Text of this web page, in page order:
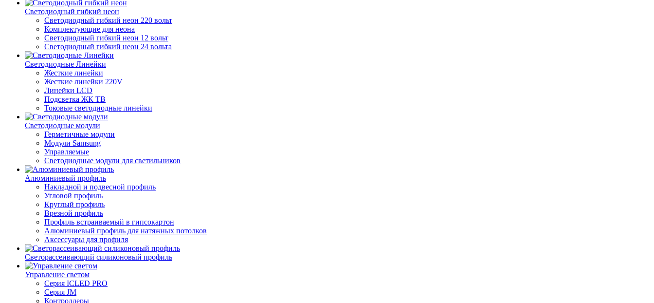
Светодиодный гибкий неон
Светодиодный гибкий неон 220 вольт
Комплектующие для неона
Светодиодный гибкий неон 12 вольт
Светодиодный гибкий неон 24 вольта
Светодиодные Линейки
Жесткие линейки
Жесткие линейки 220V
Линейки LCD
Подсветка ЖК ТВ
Токовые светодиодные линейки
Светодиодные модули
Герметичные модули
Модули Samsung
Управляемые
Светодиодные модули для светильников
Алюминиевый профиль
Накладной и подвесной профиль
Угловой профиль
Круглый профиль
Врезной профиль
Профиль встраиваемый в гипсокартон
Алюминиевый профиль для натяжных потолков
Аксессуары для профиля
Светорассеивающий силиконовый профиль
Управление светом
Серия ICLED PRO
Серия JM
Контроллеры